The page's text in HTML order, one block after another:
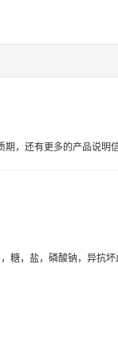
，还有更多的产品说明
糖，盐，磷酸钠，异抗